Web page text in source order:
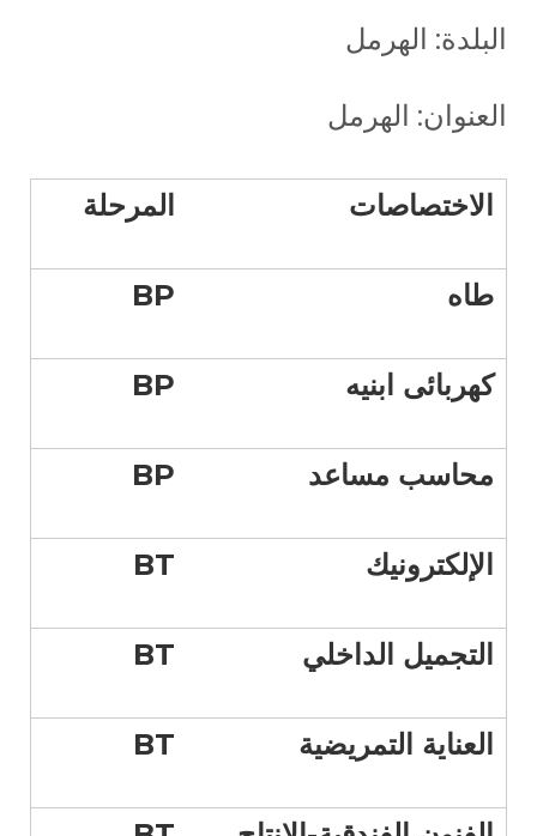
البلدة: الهرمل
العنوان: الهرمل
المرحلة الاختصاصات
BP طاه
BP كهربائى ابنيه
BP محاسب مساعد
BT الإلكترونيك
BT التجميل الداخلي
BT العناية التمريضية